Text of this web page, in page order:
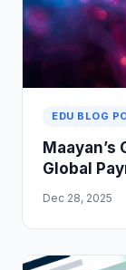
EDU BLOG
Maayan’s
Global
Dec 28, 2025